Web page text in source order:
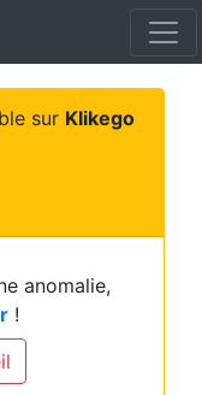
sur Klikego
anomalie,
!